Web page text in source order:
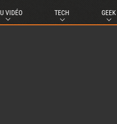
VIDÉO TECH GEEK